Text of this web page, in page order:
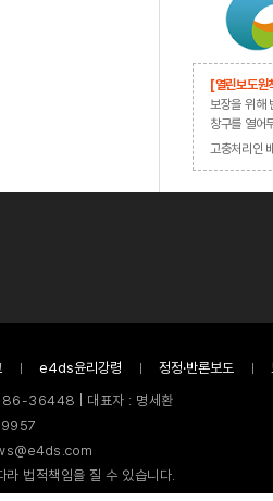
[열린보도원
보장을 위해
창구를 열어
고충처리
e4ds윤리강령 정정·반론보도
86-36448 | 대표자 : 명세환
9957
법적책임을 질 수 있습니다.